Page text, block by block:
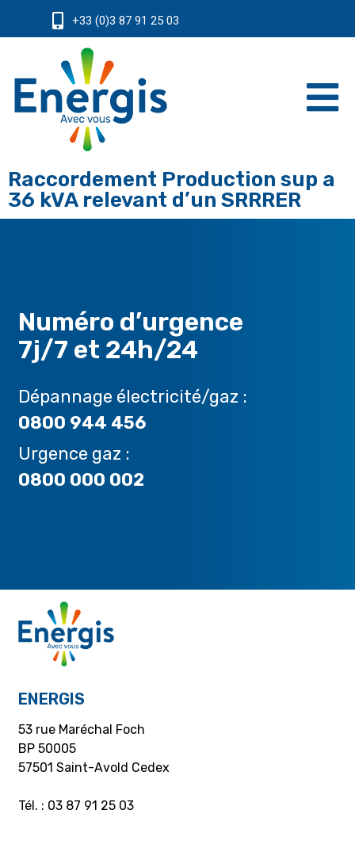
+33 (0)3 87 91 25 03
Raccordement Production sup a
36 kVA relevant d’un SRRRER
Numéro d’urgence
7j/7 et 24h/24
Dépannage électricité/gaz :
0800 944 456
Urgence gaz :
0800 000 002
ENERGIS
53 rue Maréchal Foch
BP 50005
57501 Saint-Avold Cedex
Tél. : 03 87 91 25 03